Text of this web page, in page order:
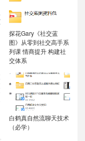
探花Gary《社交蓝
图》从零到社交高手系
列课 情商提升 构建社
交体系
白鹤真自然流聊天技术
（必学）